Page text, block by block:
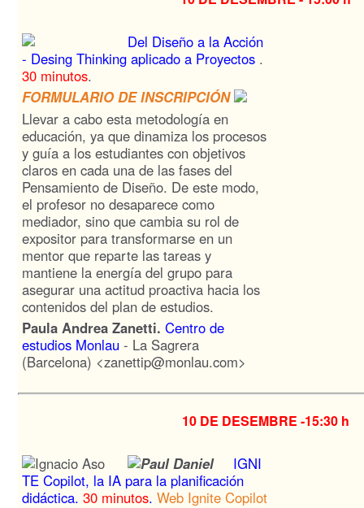
Del Diseño a la Acción
- Desing Thinking aplicado a Proyectos.
30 minutos.
FORMULARIO DE INSCRIPCIÓN
Llevar a cabo esta metodología en
educación, ya que dinamiza los procesos
y guía a los estudiantes con objetivos
claros en cada una de las fases del
Pensamiento de Diseño. De este modo,
el profesor no desaparece como
mediador, sino que cambia su rol de
expositor para transformarse en un
mentor que reparte las tareas y
mantiene la energía del grupo para
asegurar una actitud proactiva hacia los
contenidos del plan de estudios.
Paula Andrea Zanetti. Centro de
estudios Monlau - La Sagrera
(Barcelona) <zanettip@monlau.com>
10 DE DESEMBRE -15:30 h
IGNI
TE Copilot, la IA para la planificación
didáctica. 30 minutos. Web Ignite Copilot